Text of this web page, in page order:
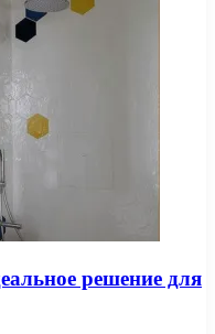
решение для